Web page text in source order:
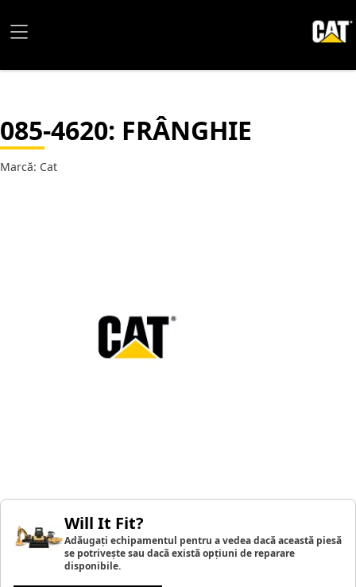
085-4620: FRÂNGHIE
Marcă: Cat
Will It Fit?
Adăugați echipamentul pentru a vedea dacă această piesă
se potrivește sau dacă există opțiuni de reparare
disponibile.